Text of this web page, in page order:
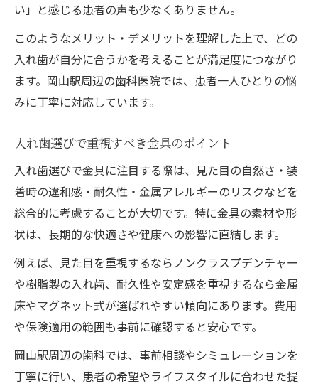
い」と感じる患者の声も少なくありません。
このようなメリット・デメリットを理解した上で、どの
入れ歯が自分に合うかを考えることが満足度につながり
ます。岡山駅周辺の歯科医院では、患者一人ひとりの悩
みに丁寧に対応しています。
入れ歯選びで重視すべき金具のポイント
入れ歯選びで金具に注目する際は、見た目の自然さ・装
着時の違和感・耐久性・金属アレルギーのリスクなどを
総合的に考慮することが大切です。特に金具の素材や形
状は、長期的な快適さや健康への影響に直結します。
例えば、見た目を重視するならノンクラスプデンチャー
や樹脂製の入れ歯、耐久性や安定感を重視するなら金属
床やマグネット式が選ばれやすい傾向にあります。費用
や保険適用の範囲も事前に確認すると安心です。
岡山駅周辺の歯科では、事前相談やシミュレーションを
丁寧に行い、患者の希望やライフスタイルに合わせた提